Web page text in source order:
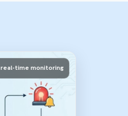
real-time monitoring